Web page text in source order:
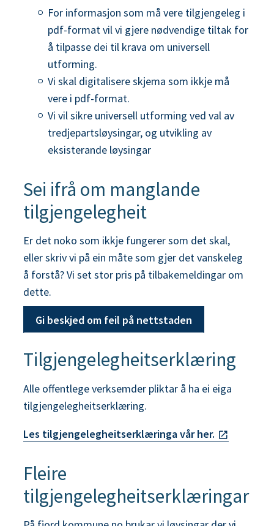
For informasjon som må vere tilgjengeleg i
pdf-format vil vi gjere nødvendige tiltak for
å tilpasse dei til krava om universell
utforming.
Vi skal digitalisere skjema som ikkje må
vere i pdf-format.
Vi vil sikre universell utforming ved val av
tredjepartsløysingar, og utvikling av
eksisterande løysingar
Sei ifrå om manglande
tilgjengelegheit
Er det noko som ikkje fungerer som det skal,
eller skriv vi på ein måte som gjer det vanskeleg
å forstå? Vi set stor pris på tilbakemeldingar om
dette.
Gi beskjed om feil på nettstaden
Tilgjengelegheitserklæring
Alle offentlege verksemder pliktar å ha ei eiga
tilgjengelegheitserklæring.
Les tilgjengelegheitserklæringa vår her.
Fleire
tilgjengelegheitserklæringar